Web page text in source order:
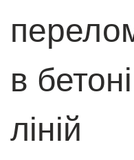
в бетоні
ліній